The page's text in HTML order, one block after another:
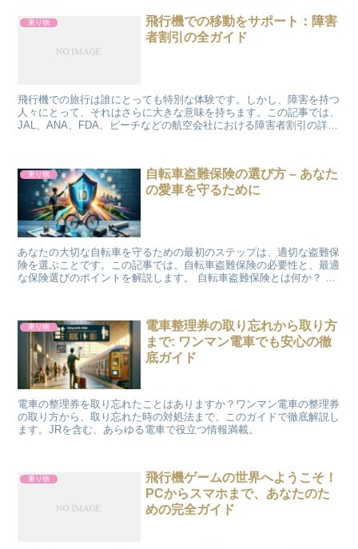
乗り物
飛行機での移動をサポート：障害
者割引の全ガイド
飛行機での旅行は誰にとっても特別な体験です。しかし、障害を持つ
人々にとって、それはさらに大きな意味を持ちます。この記事では、
JAL、ANA、FDA、ピーチなどの航空会社における障害者割引の詳細
乗り物
自転車盗難保険の選び方 – あなた
の愛車を守るために
あなたの大切な自転車を守るための最初のステップは、適切な盗難保
険を選ぶことです。この記事では、自転車盗難保険の必要性と、最適
な保険選びのポイントを解説します。 自転車盗難保険とは何か？ 自
乗り物
電車整理券の取り忘れから取り方
まで: ワンマン電車でも安心の徹
底ガイド
電車の整理券を取り忘れたことはありますか？ワンマン電車の整理券
の取り方から、取り忘れた時の対処法まで、このガイドで徹底解説し
ます。JRを含む、あらゆる電車で役立つ情報満載。
乗り物
飛行機ゲームの世界へようこそ！
PCからスマホまで、あなたのた
めの完全ガイド